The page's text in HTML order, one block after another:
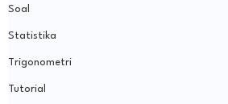
Soal
Statistika
Trigonometri
Tutorial